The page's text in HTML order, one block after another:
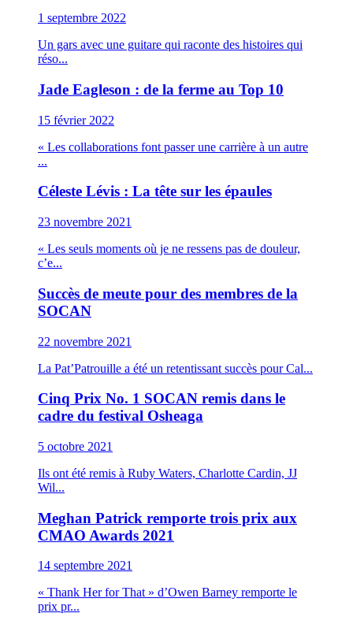
1 septembre 2022
Un gars avec une guitare qui raconte des histoires qui
réso...
Jade Eagleson : de la ferme au Top 10
15 février 2022
« Les collaborations font passer une carrière à un autre
...
Céleste Lévis : La tête sur les épaules
23 novembre 2021
« Les seuls moments où je ne ressens pas de douleur,
c’e...
Succès de meute pour des membres de la
SOCAN
22 novembre 2021
La Pat’Patrouille a été un retentissant succès pour Cal...
Cinq Prix No. 1 SOCAN remis dans le
cadre du festival Osheaga
5 octobre 2021
Ils ont été remis à Ruby Waters, Charlotte Cardin, JJ
Wil...
Meghan Patrick remporte trois prix aux
CMAO Awards 2021
14 septembre 2021
« Thank Her for That » d’Owen Barney remporte le
prix pr...